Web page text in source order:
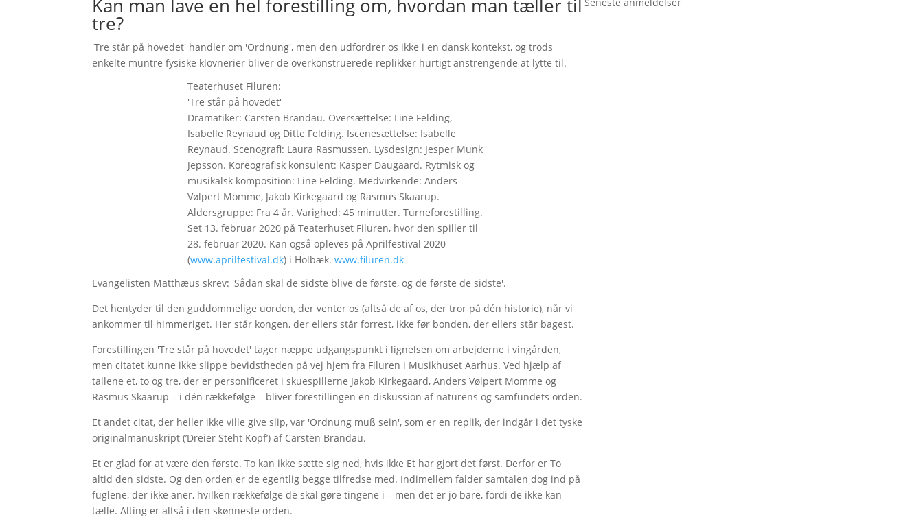
Kan man lave en hel forestilling om, hvordan man tæller til
tre?
'Tre står på hovedet' handler om 'Ordnung', men den udfordrer os ikke i en dansk kontekst, og trods
enkelte muntre fysiske klovnerier bliver de overkonstruerede replikker hurtigt anstrengende at lytte til.
Teaterhuset Filuren:
'Tre står på hovedet'
Dramatiker: Carsten Brandau. Oversættelse: Line Felding,
Isabelle Reynaud og Ditte Felding. Iscenesættelse: Isabelle
Reynaud. Scenografi: Laura Rasmussen. Lysdesign: Jesper Munk
Jepsson. Koreografisk konsulent: Kasper Daugaard. Rytmisk og
musikalsk komposition: Line Felding. Medvirkende: Anders
Vølpert Momme, Jakob Kirkegaard og Rasmus Skaarup.
Aldersgruppe: Fra 4 år. Varighed: 45 minutter. Turneforestilling.
Set 13. februar 2020 på Teaterhuset Filuren, hvor den spiller til
28. februar 2020. Kan også opleves på Aprilfestival 2020
(www.aprilfestival.dk) i Holbæk. www.filuren.dk
Evangelisten Matthæus skrev: 'Sådan skal de sidste blive de første, og de første de sidste'.
Det hentyder til den guddommelige uorden, der venter os (altså de af os, der tror på dén historie), når vi
ankommer til himmeriget. Her står kongen, der ellers står forrest, ikke før bonden, der ellers står bagest.
Forestillingen 'Tre står på hovedet' tager næppe udgangspunkt i lignelsen om arbejderne i vingården,
men citatet kunne ikke slippe bevidstheden på vej hjem fra Filuren i Musikhuset Aarhus. Ved hjælp af
tallene et, to og tre, der er personificeret i skuespillerne Jakob Kirkegaard, Anders Vølpert Momme og
Rasmus Skaarup – i dén rækkefølge – bliver forestillingen en diskussion af naturens og samfundets orden.
Et andet citat, der heller ikke ville give slip, var 'Ordnung muß sein', som er en replik, der indgår i det tyske
originalmanuskript (’Dreier Steht Kopf’) af Carsten Brandau.
Et er glad for at være den første. To kan ikke sætte sig ned, hvis ikke Et har gjort det først. Derfor er To
altid den sidste. Og den orden er de egentlig begge tilfredse med. Indimellem falder samtalen dog ind på
fuglene, der ikke aner, hvilken rækkefølge de skal gøre tingene i – men det er jo bare, fordi de ikke kan
tælle. Alting er altså i den skønneste orden.